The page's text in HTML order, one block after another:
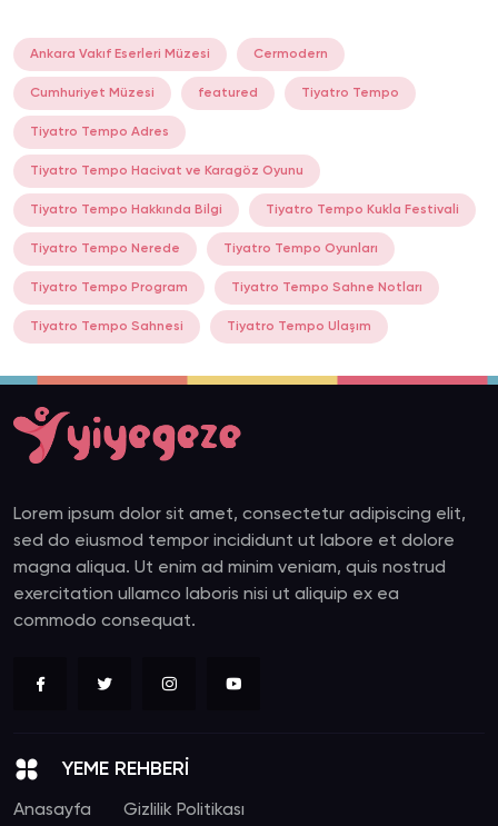
Ankara Vakıf Eserleri Müzesi Cermodern
Cumhuriyet Müzesi featured Tiyatro Tempo
Tiyatro Tempo Adres
Tiyatro Tempo Hacivat ve Karagöz Oyunu
Tiyatro Tempo Hakkında Bilgi Tiyatro Tempo Kukla Festivali
Tiyatro Tempo Nerede Tiyatro Tempo Oyunları
Tiyatro Tempo Program Tiyatro Tempo Sahne Notları
Tiyatro Tempo Sahnesi Tiyatro Tempo Ulaşım
Lorem ipsum dolor sit amet, consectetur adipiscing elit,
sed do eiusmod tempor incididunt ut labore et dolore
magna aliqua. Ut enim ad minim veniam, quis nostrud
exercitation ullamco laboris nisi ut aliquip ex ea
commodo consequat.
YEME REHBERİ
Anasayfa Gizlilik Politikası